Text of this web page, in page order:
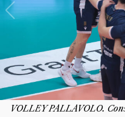
VOLLEY PALLAVOLO.